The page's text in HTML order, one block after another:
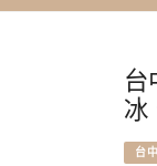
台
冰
台